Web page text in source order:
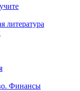
литература
Финансы